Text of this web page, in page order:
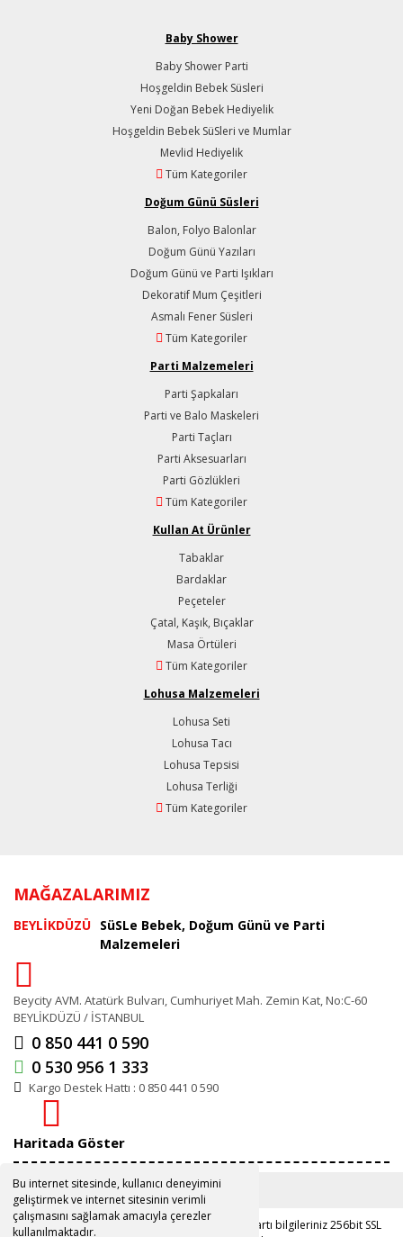
Bu internet sitesinde, kullanıcı deneyimini
geliştirmek ve internet sitesinin verimli
çalışmasını sağlamak amacıyla çerezler
kullanılmaktadır.
Baby Shower
Baby Shower Parti
Hoşgeldin Bebek Süsleri
Yeni Doğan Bebek Hediyelik
Hoşgeldin Bebek SüSleri ve Mumlar
Mevlid Hediyelik
Tüm Kategoriler
Doğum Günü Süsleri
Balon, Folyo Balonlar
Doğum Günü Yazıları
Doğum Günü ve Parti Işıkları
Dekoratif Mum Çeşitleri
Asmalı Fener Süsleri
Tüm Kategoriler
Parti Malzemeleri
Parti Şapkaları
Parti ve Balo Maskeleri
Parti Taçları
Parti Aksesuarları
Parti Gözlükleri
Tüm Kategoriler
Kullan At Ürünler
Tabaklar
Bardaklar
Peçeteler
Çatal, Kaşık, Bıçaklar
Masa Örtüleri
Tüm Kategoriler
Lohusa Malzemeleri
Lohusa Seti
Lohusa Tacı
Lohusa Tepsisi
Lohusa Terliği
Tüm Kategoriler
MAĞAZALARIMIZ
BEYLİKDÜZÜ SüSLe Bebek, Doğum Günü ve Parti
Malzemeleri
Beycity AVM. Atatürk Bulvarı, Cumhuriyet Mah. Zemin Kat, No:C-60
BEYLİKDÜZÜ / İSTANBUL
0 850 441 0 590
0 530 956 1 333
Kargo Destek Hattı : 0 850 441 0 590
Haritada Göster
Copyright 2019 ©www.susle.com.tr
Kredi kartı bilgileriniz 256bit SSL